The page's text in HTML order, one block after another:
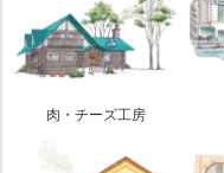
肉・チーズ工房